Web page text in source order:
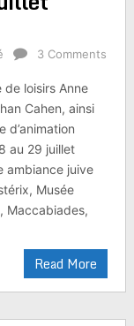
3 Comments
loisirs Anne
Cahen, ainsi
d’animation
au 29 juillet
ambiance juive
Musée
Maccabiades,
Read More